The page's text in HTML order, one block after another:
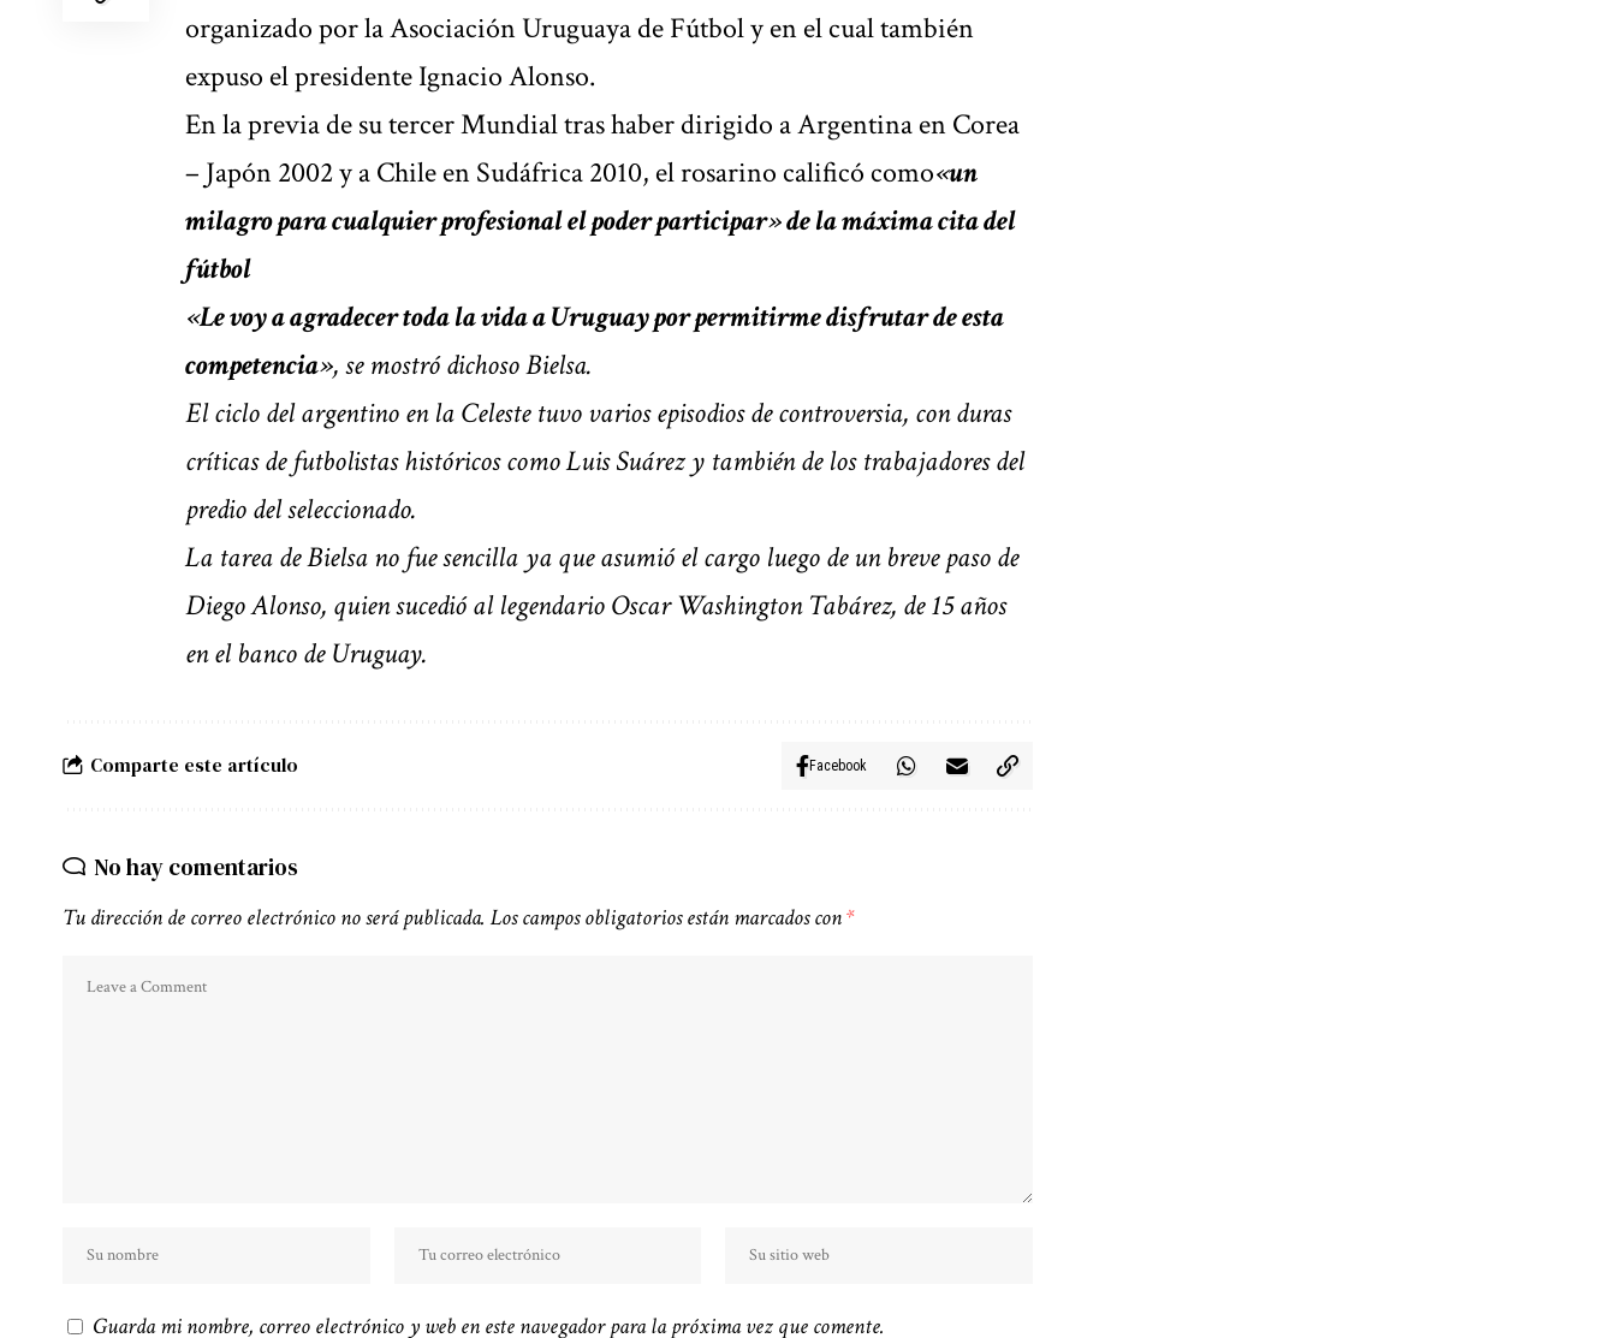
organizado por la Asociación Uruguaya de Fútbol y en el cual también
expuso el presidente Ignacio Alonso.
En la previa de su tercer Mundial tras haber dirigido a Argentina en Corea
– Japón 2002 y a Chile en Sudáfrica 2010, el rosarino calificó como«un
milagro para cualquier profesional el poder participar»de la máxima cita del
fútbol
«Le voy a agradecer toda la vida a Uruguay por permitirme disfrutar de esta
competencia», se mostró dichoso Bielsa.
El ciclo del argentino en la Celeste tuvo varios episodios de controversia, con duras
críticas de futbolistas históricos como Luis Suárez y también de los trabajadores del
predio del seleccionado.
La tarea de Bielsa no fue sencilla ya que asumió el cargo luego de un breve paso de
Diego Alonso, quien sucedió al legendario Oscar Washington Tabárez, de 15 años
en el banco de Uruguay.
Comparte este artículo Facebook
No hay comentarios
Tu dirección de correo electrónico no será publicada. Los campos obligatorios están marcados con*
Guarda mi nombre, correo electrónico y web en este navegador para la próxima vez que comente.